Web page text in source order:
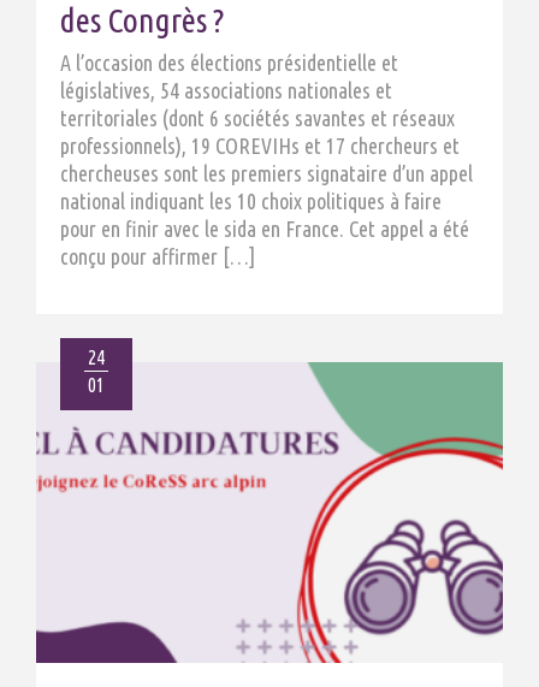
des Congrès ?
A l’occasion des élections présidentielle et
législatives, 54 associations nationales et
territoriales (dont 6 sociétés savantes et réseaux
professionnels), 19 COREVIHs et 17 chercheurs et
chercheuses sont les premiers signataire d’un appel
national indiquant les 10 choix politiques à faire
pour en finir avec le sida en France. Cet appel a été
conçu pour affirmer […]
24
01